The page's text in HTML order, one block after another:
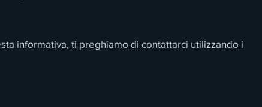
informativa, ti preghiamo di contattarci utilizzando i